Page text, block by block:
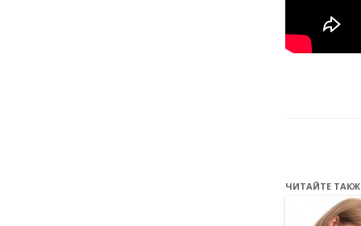
ЧИТАЙТЕ